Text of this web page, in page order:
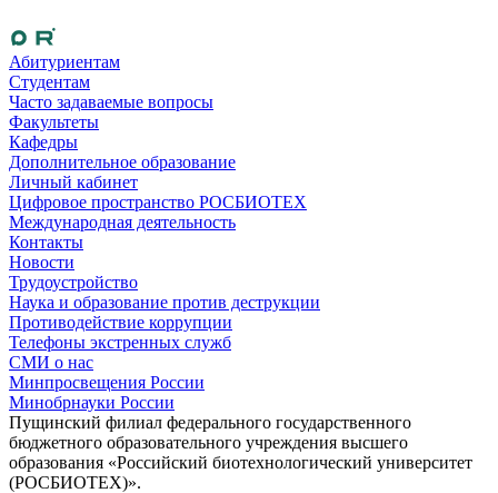
Абитуриентам
Студентам
Часто задаваемые вопросы
Факультеты
Кафедры
Дополнительное образование
Личный кабинет
Цифровое пространство РОСБИОТЕХ
Международная деятельность
Контакты
Новости
Трудоустройство
Наука и образование против деструкции
Противодействие коррупции
Телефоны экстренных служб
СМИ о нас
Минпросвещения России
Минобрнауки России
Пущинский филиал федерального государственного
бюджетного образовательного учреждения высшего
образования «Российский биотехнологический университет
(РОСБИОТЕХ)».